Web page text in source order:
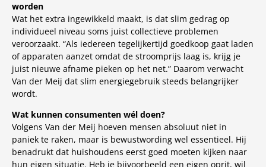
worden
Wat het extra ingewikkeld maakt, is dat slim gedrag op
individueel niveau soms juist collectieve problemen
veroorzaakt. “Als iedereen tegelijkertijd goedkoop gaat laden
of apparaten aanzet omdat de stroomprijs laag is, krijg je
juist nieuwe afname pieken op het net.” Daarom verwacht
Van der Meij dat slim energiegebruik steeds belangrijker
wordt.
Wat kunnen consumenten wél doen?
Volgens Van der Meij hoeven mensen absoluut niet in
paniek te raken, maar is bewustwording wel essentieel. Hij
benadrukt dat huishoudens eerst goed moeten kijken naar
hun eigen situatie. Heb je bijvoorbeeld een eigen oprit, wil